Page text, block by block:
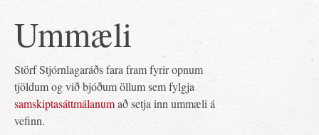
Ummæli
Störf Stjórnlagaráðs fara fram fyrir opnum
tjöldum og við bjóðum öllum sem fylgja
samskiptasáttmálanumað setja inn ummæli á
vefinn.